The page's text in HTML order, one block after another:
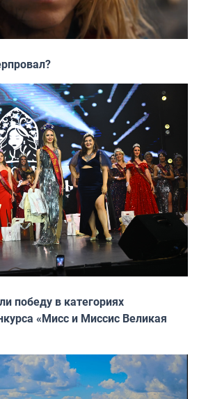
победу в категориях
«Мисс и Миссис Великая